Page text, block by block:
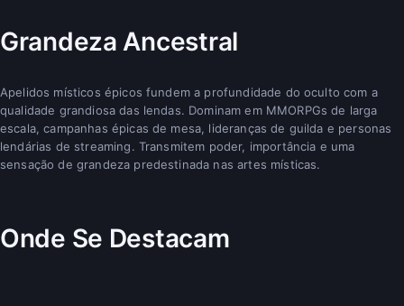
Grandeza Ancestral
Apelidos místicos épicos fundem a profundidade do oculto com a
qualidade grandiosa das lendas. Dominam em MMORPGs de larga
escala, campanhas épicas de mesa, lideranças de guilda e personas
lendárias de streaming. Transmitem poder, importância e uma
sensação de grandeza predestinada nas artes místicas.
Onde Se Destacam